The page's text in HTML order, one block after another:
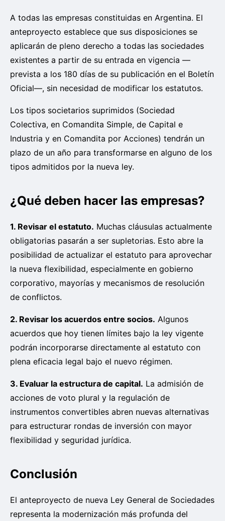
A todas las empresas constituidas en Argentina. El
anteproyecto establece que sus disposiciones se
aplicarán de pleno derecho a todas las sociedades
existentes a partir de su entrada en vigencia —
prevista a los 180 días de su publicación en el Boletín
Oficial—, sin necesidad de modificar los estatutos.
Los tipos societarios suprimidos (Sociedad
Colectiva, en Comandita Simple, de Capital e
Industria y en Comandita por Acciones) tendrán un
plazo de un año para transformarse en alguno de los
tipos admitidos por la nueva ley.
¿Qué deben hacer las empresas?
1. Revisar el estatuto. Muchas cláusulas actualmente
obligatorias pasarán a ser supletorias. Esto abre la
posibilidad de actualizar el estatuto para aprovechar
la nueva flexibilidad, especialmente en gobierno
corporativo, mayorías y mecanismos de resolución
de conflictos.
2. Revisar los acuerdos entre socios. Algunos
acuerdos que hoy tienen límites bajo la ley vigente
podrán incorporarse directamente al estatuto con
plena eficacia legal bajo el nuevo régimen.
3. Evaluar la estructura de capital. La admisión de
acciones de voto plural y la regulación de
instrumentos convertibles abren nuevas alternativas
para estructurar rondas de inversión con mayor
flexibilidad y seguridad jurídica.
Conclusión
El anteproyecto de nueva Ley General de Sociedades
representa la modernización más profunda del